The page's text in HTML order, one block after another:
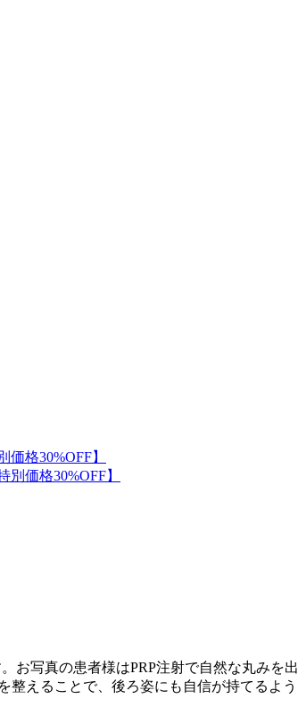
お写真の患者様はPRP注射で自然な丸み
整えることで、後ろ姿にも自信が持てるよう